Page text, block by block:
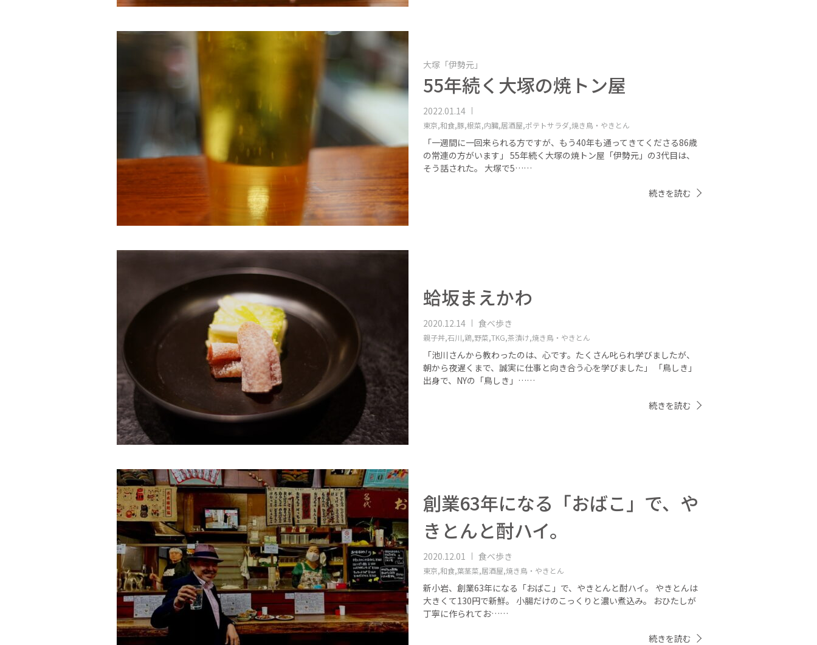
大塚「伊勢元」
55年続く大塚の焼トン屋
2022.01.14
東京,和食,豚,根菜,内臓,居酒屋,ポテトサラダ,焼き鳥・やきとん
「一週間に一回来られる方ですが、もう40年も通ってきてくださる86歳
の常連の方がいます」 55年続く大塚の焼トン屋「伊勢元」の3代目は、
そう話された。 大塚で5……
続きを読む
蛤坂まえかわ
2020.12.14 食べ歩き
親子丼,石川,鶏,野菜,TKG,茶漬け,焼き鳥・やきとん
「池川さんから教わったのは、心です。たくさん叱られ学びましたが、
朝から夜遅くまで、誠実に仕事と向き合う心を学びました」 「鳥しき」
出身で、NYの「鳥しき」……
続きを読む
創業63年になる「おばこ」で、や
きとんと酎ハイ。
2020.12.01 食べ歩き
東京,和食,葉茎菜,居酒屋,焼き鳥・やきとん
新小岩、創業63年になる「おばこ」で、やきとんと酎ハイ。 やきとんは
大きくて130円で新鮮。 小腸だけのこっくりと濃い煮込み。 おひたしが
丁寧に作られてお……
続きを読む